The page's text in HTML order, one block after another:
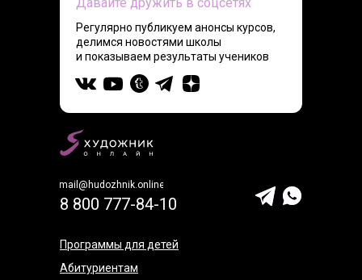
mail@hudozhnik.online
Регулярно публикуем анонсы курсов,
делимся новостями школы
и показываем результаты учеников
8 800 777-84-10
Программы для детей
Абитуриентам